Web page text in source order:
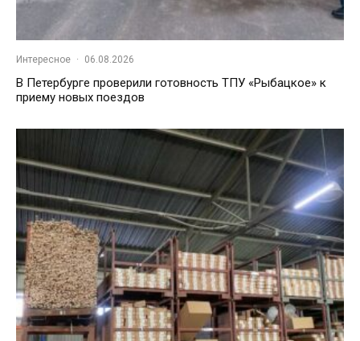
Интересное · 06.08.2026
В Петербурге проверили готовность ТПУ «Рыбацкое» к
приему новых поездов